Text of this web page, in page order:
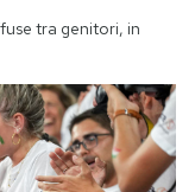
tra genitori, in